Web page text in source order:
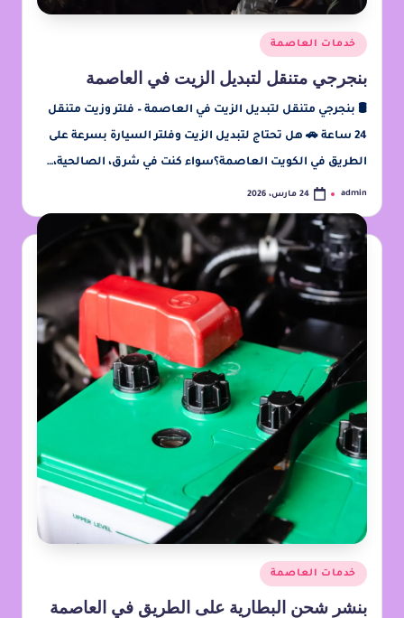
خدمات العاصمة
بنجرجي متنقل لتبديل الزيت في العاصمة
🛢️ بنجرجي متنقل لتبديل الزيت في العاصمة – فلتر وزيت متنقل
24 ساعة 🚗 هل تحتاج لتبديل الزيت وفلتر السيارة بسرعة على
الطريق في الكويت العاصمة؟سواء كنت في شرق، الصالحية،…
admin 24 مارس، 2026
خدمات العاصمة
بنشر شحن البطارية على الطريق في العاصمة